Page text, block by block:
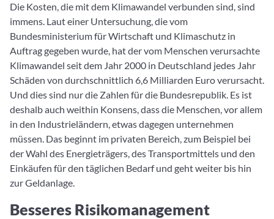
Die Kosten, die mit dem Klimawandel verbunden sind, sind
immens. Laut einer Untersuchung, die vom
Bundesministerium für Wirtschaft und Klimaschutz in
Auftrag gegeben wurde, hat der vom Menschen verursachte
Klimawandel seit dem Jahr 2000 in Deutschland jedes Jahr
Schäden von durchschnittlich 6,6 Milliarden Euro verursacht.
Und dies sind nur die Zahlen für die Bundesrepublik. Es ist
deshalb auch weithin Konsens, dass die Menschen, vor allem
in den Industrieländern, etwas dagegen unternehmen
müssen. Das beginnt im privaten Bereich, zum Beispiel bei
der Wahl des Energieträgers, des Transportmittels und den
Einkäufen für den täglichen Bedarf und geht weiter bis hin
zur Geldanlage.
Besseres Risikomanagement